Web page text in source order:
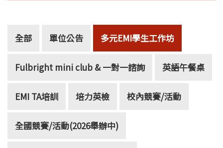
全部 單位公告 多元EMI學生工作坊
Fulbright mini club & 一對一諮詢 英語午餐桌
EMI TA培訓 培力英檢 校內競賽/活動
全國競賽/活動(2026舉辦中)